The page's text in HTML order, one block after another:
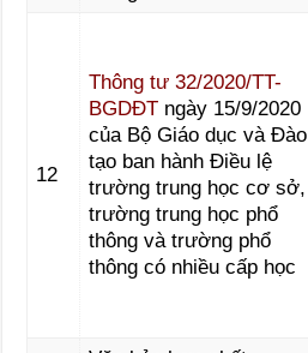
12
Thông tư 32/2020/TT-
BGDĐT ngày 15/9/2020
của Bộ Giáo dục và Đào
tạo ban hành Điều lệ
trường trung học cơ sở,
trường trung học phổ
thông và trường phổ
thông có nhiều cấp học